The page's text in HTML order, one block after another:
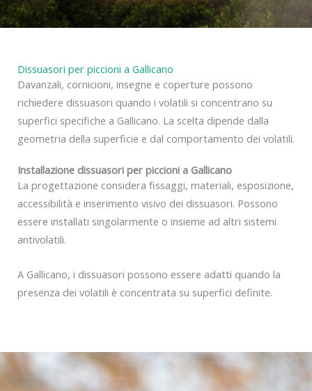
Dissuasori per piccioni a Gallicano
Davanzali, cornicioni, insegne e coperture possono
richiedere dissuasori quando i volatili si concentrano su
superfici specifiche a Gallicano. La scelta dipende dalla
geometria della superficie e dal comportamento dei volatili.
Installazione dissuasori per piccioni a Gallicano
La progettazione considera fissaggi, materiali, esposizione,
accessibilità e inserimento visivo dei dissuasori. Possono
essere installati singolarmente o insieme ad altri sistemi
antivolatili.
A Gallicano, i dissuasori possono essere adatti quando la
presenza dei volatili è concentrata su superfici definite.